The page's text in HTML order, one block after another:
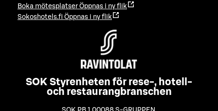
Boka mötesplatser Öppnas i ny flik
Sokoshotels.fi Öppnas i ny flik
SOK Styrenheten för rese-, hotell-
och restaurangbranschen